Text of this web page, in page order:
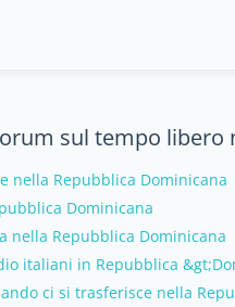
sul tempo libero
nella Repubblica Dominicana
Dominicana
nella Repubblica Dominicana
italiani in Repubblica
ci si trasferisce nella